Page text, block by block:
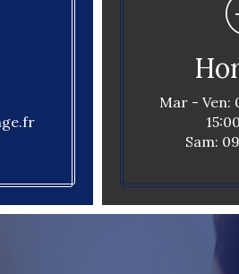
Mar - Ven:
Sam: